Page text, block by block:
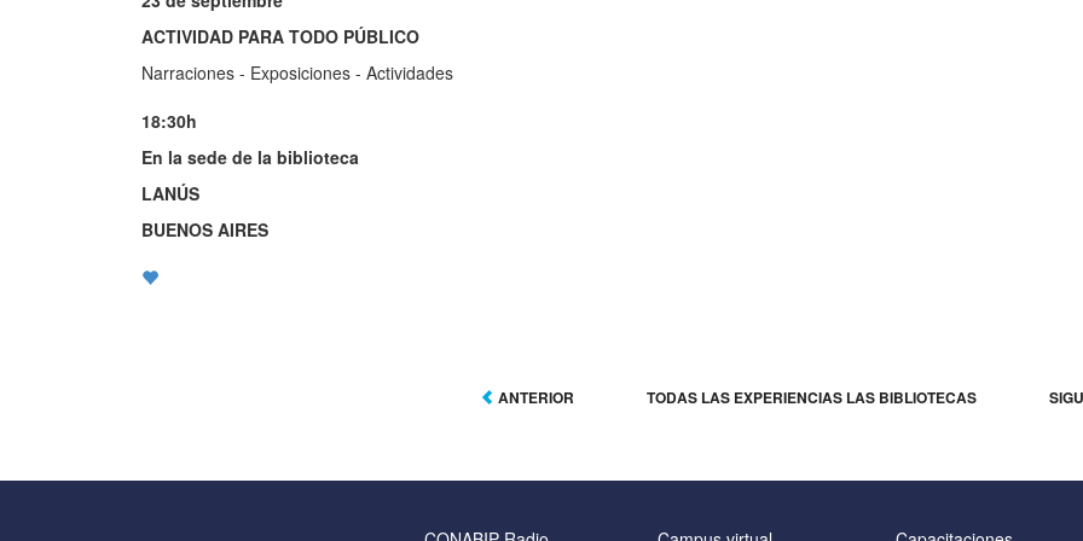
ACTIVIDAD PARA TODO PÚBLICO
Narraciones - Exposiciones - Actividades
18:30h
En la sede de la biblioteca
LANÚS
BUENOS AIRES
ANTERIOR TODAS LAS EXPERIENCIAS LAS BIBLIOTECAS